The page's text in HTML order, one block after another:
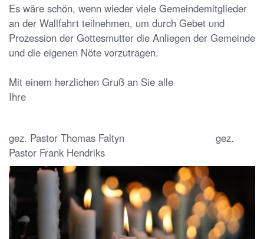
Es wäre schön, wenn wieder viele Gemeindemitglieder
an der Wallfahrt teilnehmen, um durch Gebet und
Prozession der Gottesmutter die Anliegen der Gemeinde
und die eigenen Nöte vorzutragen.
Mit einem herzlichen Gruß an Sie alle
Ihre
gez. Pastor Thomas Faltyn gez.
Pastor Frank Hendriks